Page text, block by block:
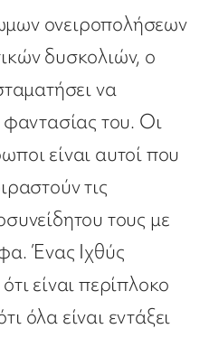
ονειροπολήσεων
δυσκολιών, ο
να
φαντασίας του. Οι
είναι αυτοί που
τις
τους με
Ένας Ιχθύς
είναι περίπλοκο
όλα είναι εντάξει